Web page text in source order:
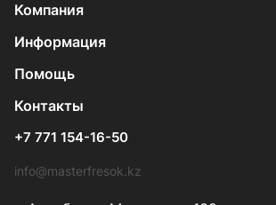
Компания
Информация
Помощь
Контакты
+7 771 154-16-50
info@masterfresok.kz